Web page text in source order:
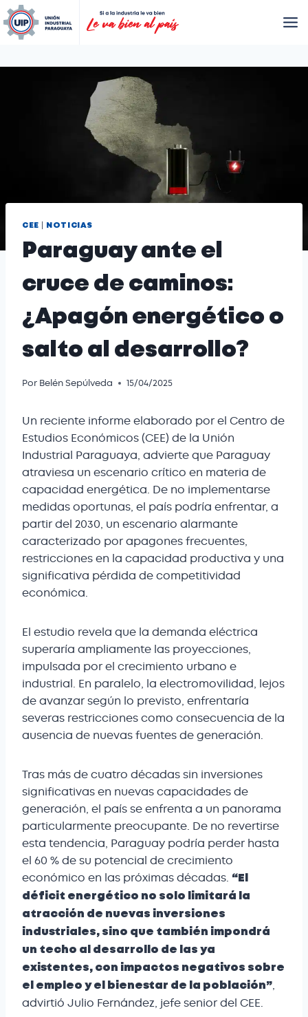
CEE NOTICIAS
Paraguay ante el
cruce de caminos:
¿Apagón energético o
salto al desarrollo?
Por Belén Sepúlveda 15/04/2025
Un reciente informe elaborado por el Centro de
Estudios Económicos (CEE) de la Unión
Industrial Paraguaya, advierte que Paraguay
atraviesa un escenario crítico en materia de
capacidad energética. De no implementarse
medidas oportunas, el país podría enfrentar, a
partir del 2030, un escenario alarmante
caracterizado por apagones frecuentes,
restricciones en la capacidad productiva y una
significativa pérdida de competitividad
económica.
El estudio revela que la demanda eléctrica
superaría ampliamente las proyecciones,
impulsada por el crecimiento urbano e
industrial. En paralelo, la electromovilidad, lejos
de avanzar según lo previsto, enfrentaría
severas restricciones como consecuencia de la
ausencia de nuevas fuentes de generación.
Tras más de cuatro décadas sin inversiones
significativas en nuevas capacidades de
generación, el país se enfrenta a un panorama
particularmente preocupante. De no revertirse
esta tendencia, Paraguay podría perder hasta
el 60 % de su potencial de crecimiento
económico en las próximas décadas. “El
déficit energético no solo limitará la
atracción de nuevas inversiones
industriales, sino que también impondrá
un techo al desarrollo de las ya
existentes, con impactos negativos sobre
el empleo y el bienestar de la población”,
advirtió Julio Fernández, jefe senior del CEE.